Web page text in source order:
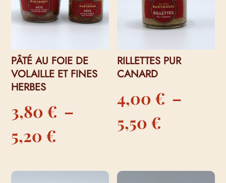
PÂTÉ AU FOIE DE
VOLAILLE ET FINES
HERBES
3,80 € –
5,20 €
RILLETTES PUR
CANARD
4,00 € –
5,50 €
prix :